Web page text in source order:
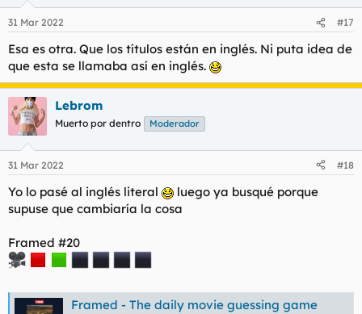
31 Mar 2022 #17
Esa es otra. Que los títulos están en inglés. Ni puta idea de
que esta se llamaba así en inglés.
Lebrom
Muerto por dentro Moderador
31 Mar 2022 #18
Yo lo pasé al inglés literal
luego ya busqué porque
supuse que cambiaría la cosa
Framed #20
Framed - The daily movie guessing game